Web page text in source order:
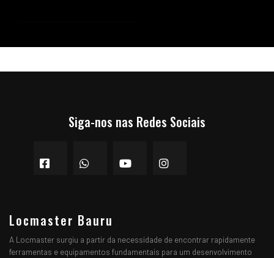
Siga-nos nas Redes Sociais
Locmaster Bauru
A Locmaster surgiu a partir da necessidade de encontrar rapidamente
ferramentas e equipamentos fundamentais para um desenvolvimento